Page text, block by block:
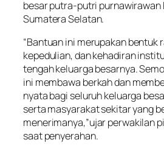
besar putra-putri purnawirawan
Sumatera Selatan.
“Bantuan ini merupakan bentuk
kepedulian, dan kehadiran
tengah keluarga besarnya.
ini membawa berkah dan
nyata bagi seluruh keluarga
serta masyarakat sekitar yang
menerimanya,”ujar perwakilan
saat penyerahan.